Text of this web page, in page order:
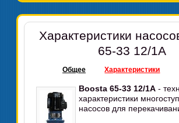
Характеристики
65-33 12/1А
Общее Характеристики
Boosta 65-33 12/1А -
характеристики
насосов для